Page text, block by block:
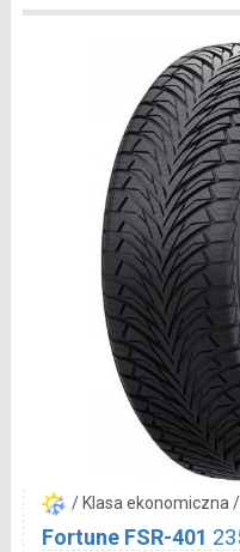
/ Klasa ekonomiczna
Fortune FSR-401